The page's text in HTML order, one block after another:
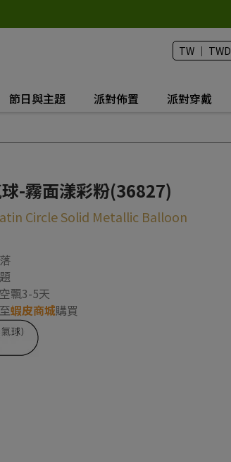
TW ｜ TWD
節日與主題 派對佈置 派對穿戴
-霧面漾彩粉(36827)
Circle Solid Metallic Balloon
飄3-5天
蝦皮商城購買